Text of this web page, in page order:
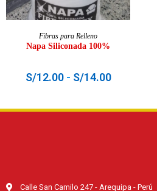
SELECCIONAR OPCIONES
Fibras para Relleno
Napa Siliconada 100%
S/12.00 - S/14.00
Calle San Camilo 247 - Arequipa - Perú